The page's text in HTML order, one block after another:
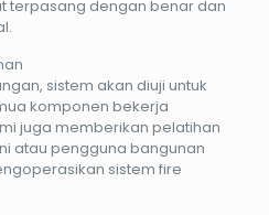
terpasang dengan benar dan
sistem akan diuji untuk
komponen bekerja
juga memberikan pelatihan
atau pengguna bangunan
sistem fire